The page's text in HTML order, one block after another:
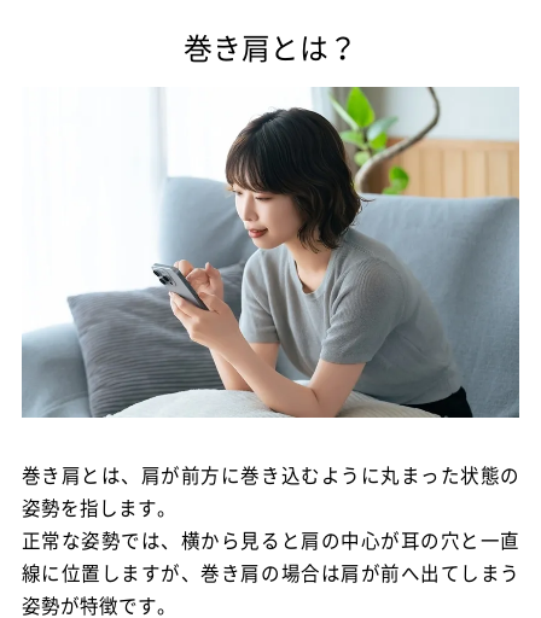
巻き肩とは？
巻き肩とは、肩が前方に巻き込むように丸まった状態の
姿勢を指します。
正常な姿勢では、横から見ると肩の中心が耳の穴と一直
線に位置しますが、巻き肩の場合は肩が前へ出てしまう
姿勢が特徴です。